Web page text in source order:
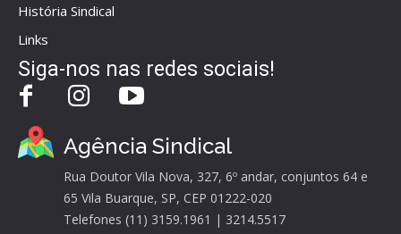
História Sindical
Links
Siga-nos nas redes sociais!
Agência Sindical
Rua Doutor Vila Nova, 327, 6º andar, conjuntos 64 e
65 Vila Buarque, SP, CEP 01222-020
Telefones (11) 3159.1961 | 3214.5517